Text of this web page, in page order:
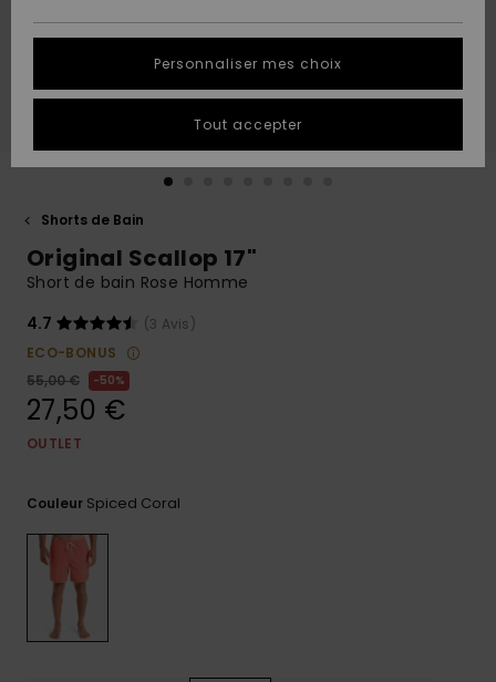
A
Découvrir
A
Découvrir
tailles
conversation
plus rapide
à votre
Démarrer
les plus
QUIKSILVER
Shorts de Bain
Original Scallop 17"
Short de bain Rose Homme
4.7
(3 Avis)
ECO-BONUS
55,00 €
50%
27,50 €
OUTLET
Couleur Spiced Coral
Personnaliser mes choix
Tout accepter